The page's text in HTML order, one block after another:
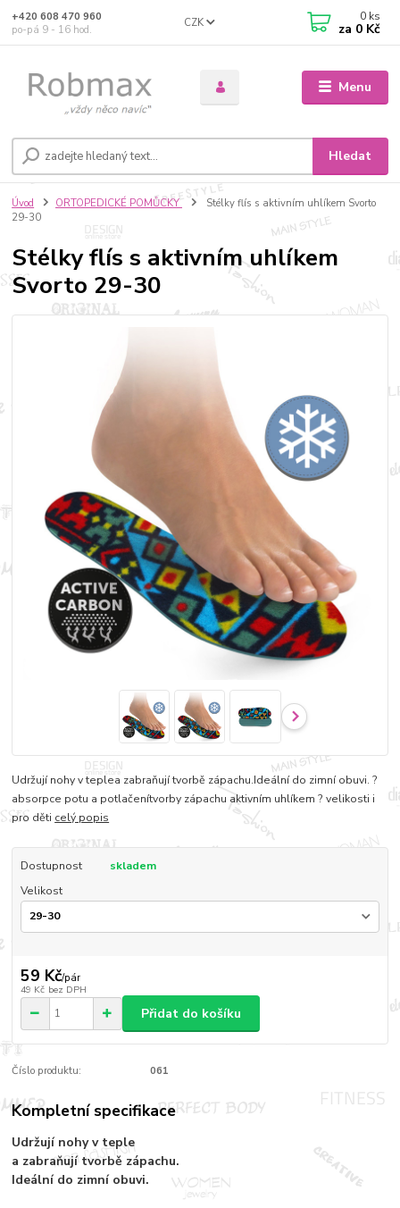
Menu
CZK
Hledat
+420 608 470 960
po-pá 9 - 16 hod.
0 ks
za 0 Kč
Úvod ORTOPEDICKÉ POMŮCKY
Stélky flís s aktivním uhlíkem Svorto
29-30
Stélky flís s aktivním uhlíkem
Svorto 29-30
Udržují nohy v teplea zabraňují tvorbě zápachu.Ideální do zimní obuvi. ?
absorpce potu a potlačenítvorby zápachu aktivním uhlíkem ? velikosti i
pro děti celý popis
Dostupnost
skladem
Velikost
59 Kč/pár
49 Kč bez DPH
Přidat do košíku
Číslo produktu: 061
Kompletní specifikace
Udržují nohy v teple
a zabraňují tvorbě zápachu.
Ideální do zimní obuvi.